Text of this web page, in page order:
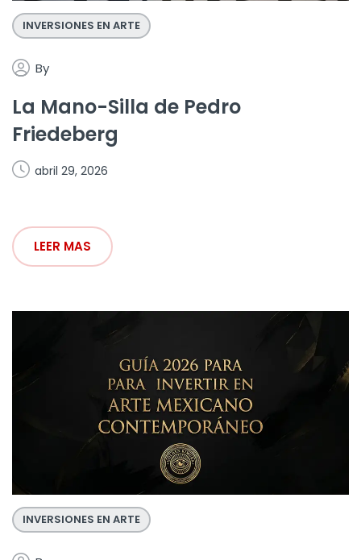
INVERSIONES EN ARTE
By
La Mano-Silla de Pedro
Friedeberg
abril 29, 2026
LEER MAS
INVERSIONES EN ARTE